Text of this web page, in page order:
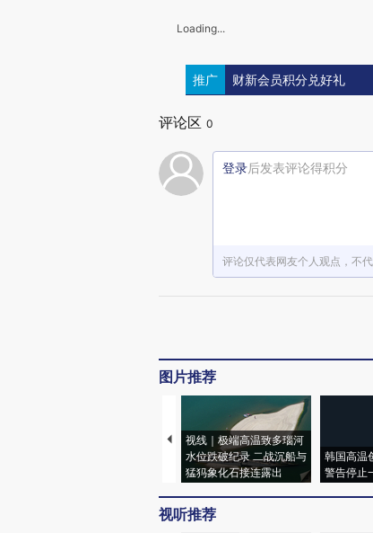
Loading...
推广 财新会员积分兑好礼
评论区 0
登录后发表评论得积分
评论仅代表网友个人观点，不
图片推荐
视线｜极端高温致多瑙河
水位跌破纪录 二战沉船与
猛犸象化石接连露出
韩国高温
警告停止
视听推荐